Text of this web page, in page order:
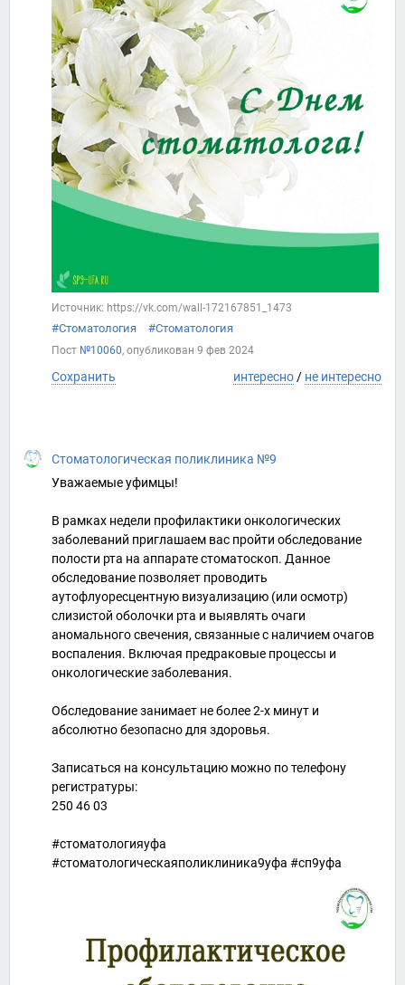
Источник: https://vk.com/wall-172167851_1473
#Стоматология #Стоматология
Пост №10060, опубликован 9 фев 2024
Сохранить интересно / не интересно
Стоматологическая поликлиника №9
Уважаемые уфимцы!
В рамках недели профилактики онкологических
заболеваний приглашаем вас пройти обследование
полости рта на аппарате стоматоскоп. Данное
обследование позволяет проводить
аутофлуоресцентную визуализацию (или осмотр)
слизистой оболочки рта и выявлять очаги
аномального свечения, связанные с наличием очагов
воспаления. Включая предраковые процессы и
онкологические заболевания.
Обследование занимает не более 2-х минут и
абсолютно безопасно для здоровья.
Записаться на консультацию можно по телефону
регистратуры:
250 46 03
#стоматологияуфа
#стоматологическаяполиклиника9уфа #сп9уфа